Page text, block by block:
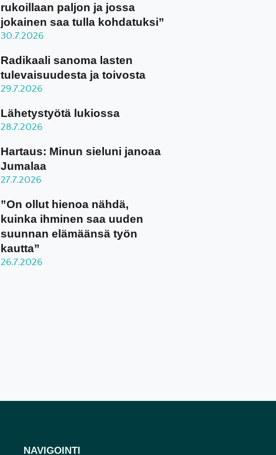
rukoillaan paljon ja jossa
jokainen saa tulla kohdatuksi”
30.7.2026
Radikaali sanoma lasten
tulevaisuudesta ja toivosta
29.7.2026
Lähetystyötä lukiossa
28.7.2026
Hartaus: Minun sieluni janoaa
Jumalaa
27.7.2026
”On ollut hienoa nähdä,
kuinka ihminen saa uuden
suunnan elämäänsä työn
kautta”
26.7.2026
NAVIGOINTI